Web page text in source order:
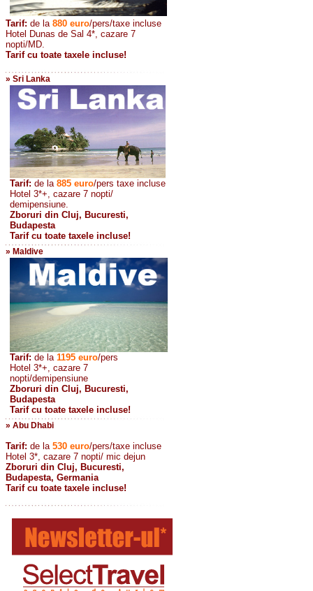
Tarif: de la 880 euro/pers/taxe incluse
Hotel Dunas de Sal 4*, cazare 7
nopti/MD.
Tarif cu toate taxele incluse!
» Sri Lanka
Tarif: de la 885 euro/pers taxe incluse
Hotel 3*+, cazare 7 nopti/
demipensiune.
Zboruri din Cluj, Bucuresti,
Budapesta
Tarif cu toate taxele incluse!
» Maldive
Tarif: de la 1195 euro/pers
Hotel 3*+, cazare 7
nopti/demipensiune
Zboruri din Cluj, Bucuresti,
Budapesta
Tarif cu toate taxele incluse!
» Abu Dhabi
Tarif: de la 530 euro/pers/taxe incluse
Hotel 3*, cazare 7 nopti/ mic dejun
Zboruri din Cluj, Bucuresti,
Budapesta, Germania
Tarif cu toate taxele incluse!